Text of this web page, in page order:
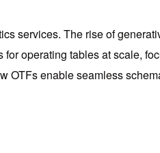
services. The rise of
operating tables at scale,
OTFs enable seamless